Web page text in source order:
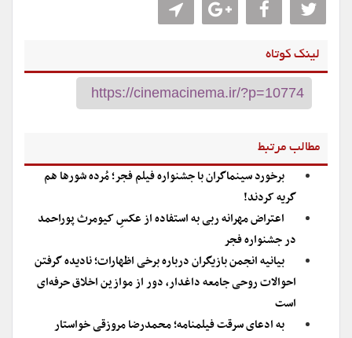
لینک کوتاه
مطالب مرتبط
برخورد سینماگران با جشنواره فیلم فجر؛ مُرده شورها هم
گریه کردند!
اعتراض مهرانه ربی به استفاده از عکسِ کیومرث پوراحمد
در جشنواره فجر
بیانیه انجمن بازیگران درباره برخی اظهارات؛ نادیده گرفتن
احوالات روحی جامعه داغدار، دور از موازین اخلاق حرفه‌ای
است
به ادعای سرقت فیلمنامه؛ محمدرضا مروزقی خواستار